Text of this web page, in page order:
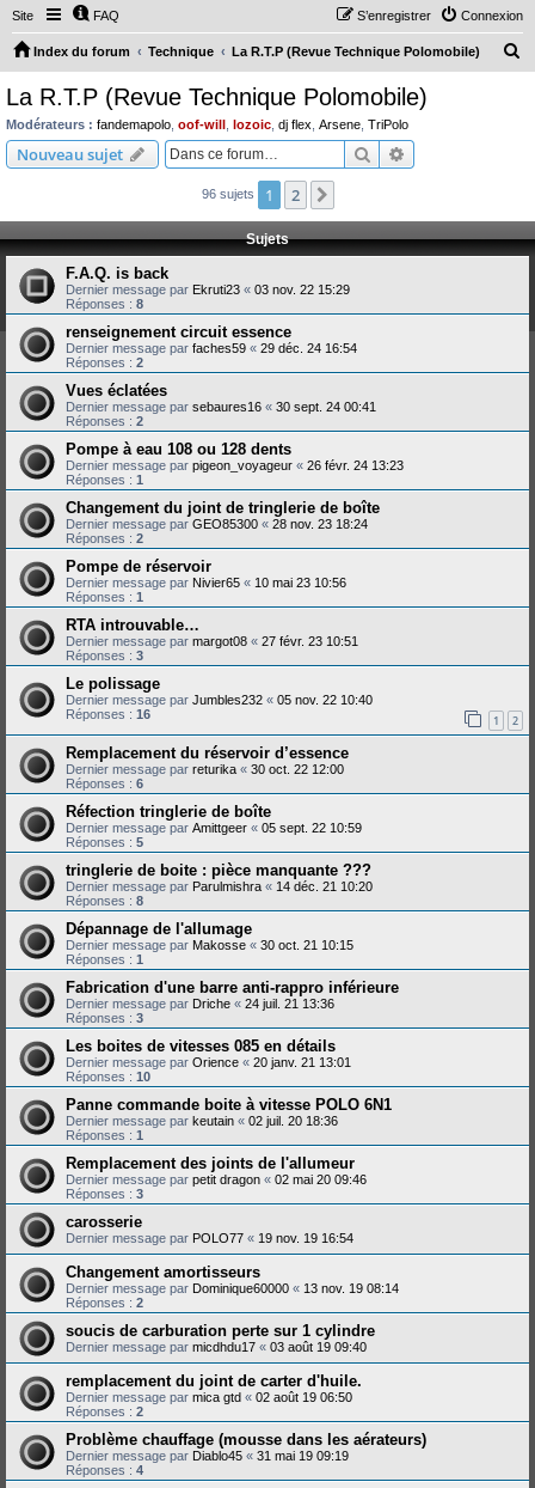
Site FAQ Connexion
S’enregistrer
Index du forum Technique La R.T.P (Revue Technique Polomobile)
c
h
La R.T.P (Revue Technique Polomobile)
Modérateurs : fandemapolo oof-will lozoic dj flex Arsene TriPolo
Nouveau sujet Rechercher
96 sujets 1 2
Sujets
F.A.Q. is back
Dernier message par Ekruti23 « 03 nov. 22 15:29
Réponses : 8
renseignement circuit essence
Dernier message par faches59 « 29 déc. 24 16:54
Réponses : 2
Vues éclatées
Dernier message par sebaures16 « 30 sept. 24 00:41
Réponses : 2
Pompe à eau 108 ou 128 dents
Dernier message par pigeon_voyageur « 26 févr. 24 13:23
Réponses : 1
Changement du joint de tringlerie de boîte
Dernier message par GEO85300 « 28 nov. 23 18:24
Réponses : 2
Pompe de réservoir
Dernier message par Nivier65 « 10 mai 23 10:56
Réponses : 1
RTA introuvable…
Dernier message par margot08 « 27 févr. 23 10:51
Réponses : 3
Le polissage
Dernier message par Jumbles232 « 05 nov. 22 10:40
Réponses : 16 1 2
Remplacement du réservoir d’essence
Dernier message par returika « 30 oct. 22 12:00
Réponses : 6
Réfection tringlerie de boîte
Dernier message par Amittgeer « 05 sept. 22 10:59
Réponses : 5
tringlerie de boite : pièce manquante ???
Dernier message par Parulmishra « 14 déc. 21 10:20
Réponses : 8
Dépannage de l'allumage
Dernier message par Makosse « 30 oct. 21 10:15
Réponses : 1
Fabrication d'une barre anti-rappro inférieure
Dernier message par Driche « 24 juil. 21 13:36
Réponses : 3
Les boites de vitesses 085 en détails
Dernier message par Orience « 20 janv. 21 13:01
Réponses : 10
Panne commande boite à vitesse POLO 6N1
Dernier message par keutain « 02 juil. 20 18:36
Réponses : 1
Remplacement des joints de l'allumeur
Dernier message par petit dragon « 02 mai 20 09:46
Réponses : 3
carosserie
Dernier message par POLO77 « 19 nov. 19 16:54
Changement amortisseurs
Dernier message par Dominique60000 « 13 nov. 19 08:14
Réponses : 2
soucis de carburation perte sur 1 cylindre
Dernier message par micdhdu17 « 03 août 19 09:40
remplacement du joint de carter d'huile.
Dernier message par mica gtd « 02 août 19 06:50
Réponses : 2
Problème chauffage (mousse dans les aérateurs)
Dernier message par Diablo45 « 31 mai 19 09:19
Réponses : 4